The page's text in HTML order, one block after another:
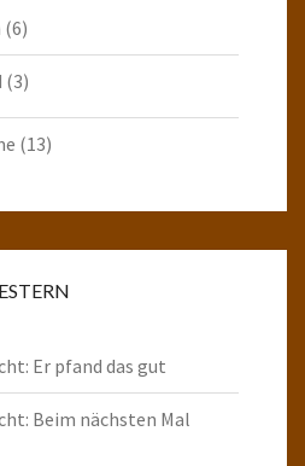
(6)
(3)
(13)
Er pfand das gut
Beim nächsten Mal